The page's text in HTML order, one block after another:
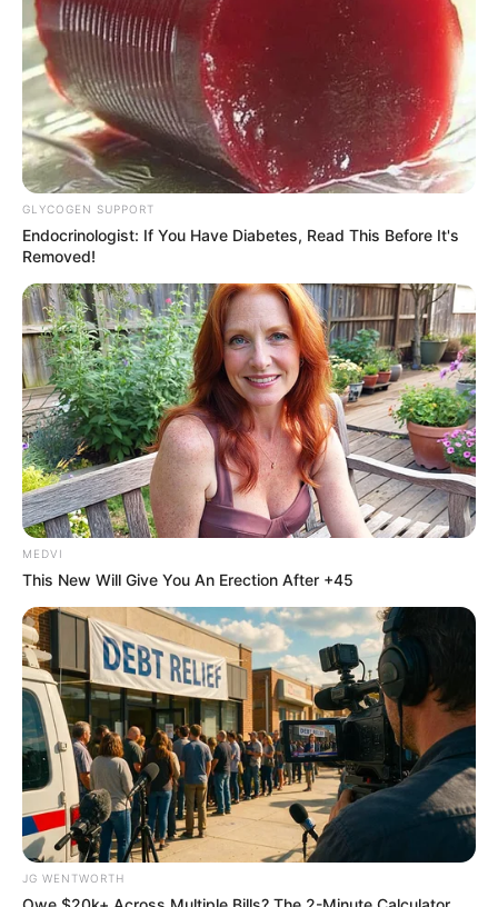
Paying $500/Mo In Debt Interest? You Are Getting
Ruthlessly Fleeced
JG WENTWORTH
Sex Can Last 3 Hours Without Viagra, Try This
Recipe!
BOOSTARO
Feeling Tired? Here's The Trick To Perform Better
GLYCOGEN SUPPORT
Endocrinologist: If You Have Diabetes, Read This Before It's
Removed!
MEDVI
This New Will Give You An Erection After +45
JG WENTWORTH